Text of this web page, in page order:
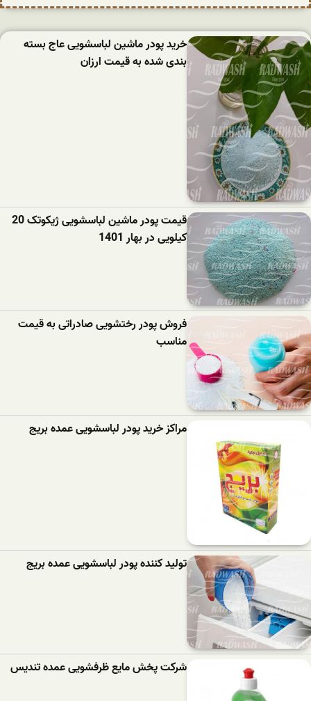
خرید پودر ماشین لباسشویی عاج بسته
بندی شده به قیمت ارزان
قیمت پودر ماشین لباسشویی ژیکوتک 20
کیلویی در بهار 1401
فروش پودر رختشویی صادراتی به قیمت
مناسب
مراکز خرید پودر لباسشویی عمده بریج
تولید کننده پودر لباسشویی عمده بریج
شرکت پخش مایع ظرفشویی عمده تندیس